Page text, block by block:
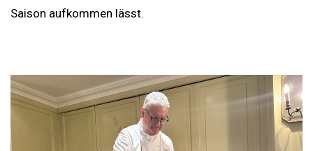
Saison aufkommen lässt.